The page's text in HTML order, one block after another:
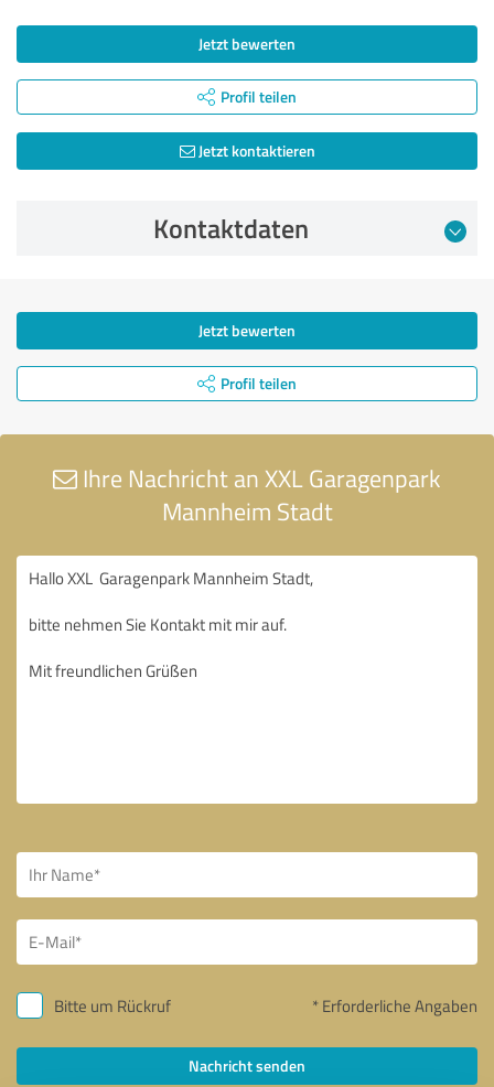
Jetzt bewerten
Profil teilen
Jetzt kontaktieren
Kontaktdaten
Jetzt bewerten
Profil teilen
Ihre Nachricht an XXL Garagenpark
Mannheim Stadt
Bitte um Rückruf * Erforderliche Angaben
Nachricht senden